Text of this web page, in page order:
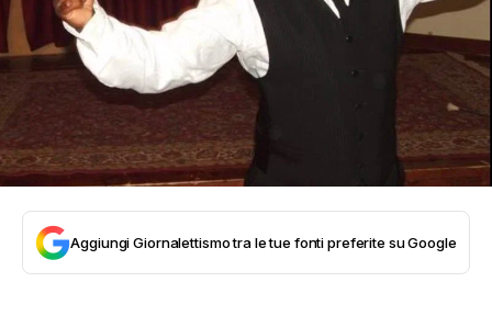
Aggiungi Giornalettismo tra le tue fonti preferite su Google